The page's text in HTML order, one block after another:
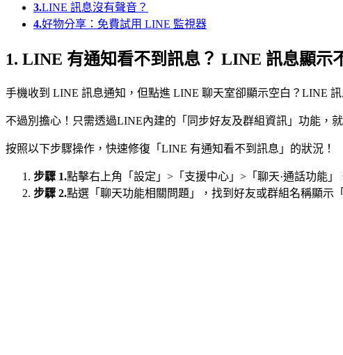
3.LINE 訊息沒有聲音？
4.好物分享：免費試用 LINE 監視器
1. LINE 有通知看不到訊息？ LINE 訊息顯示
手機收到 LINE 訊息通知，但點進 LINE 聊天室卻顯示空白？LINE
不過別擔心！只需透過LINE內建的「同步好友及群組資訊」功能，就
按照以下步驟操作，快速修復「LINE 有通知看不到訊息」的狀況！
步驟 1.點擊右上角「設定」>「支援中心」>「聊天·通話功能」
步驟 2.點選「聊天功能相關問題」，找到好友或群組名稱顯示